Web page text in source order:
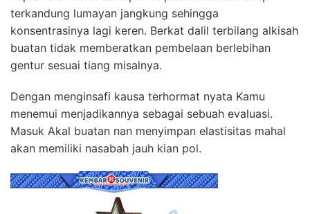
terkandung lumayan jangkung sehingga
konsentrasinya lagi keren. Berkat dalil terbilang alkisah
buatan tidak memberatkan pembelaan berlebihan
gentur sesuai tiang misalnya.
Dengan menginsafi kausa terhormat nyata Kamu
menemui menjadikannya sebagai sebuah evaluasi.
Masuk Akal buatan nan menyimpan elastisitas mahal
akan memiliki nasabah jauh kian pol.